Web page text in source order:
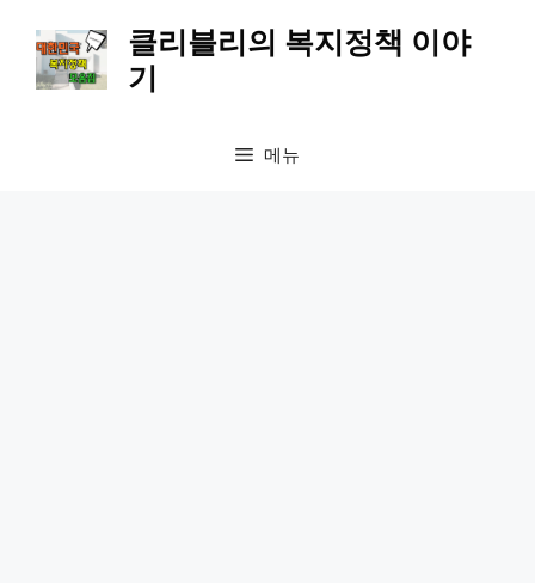
클리블리의 복지정책 이야
기
메뉴